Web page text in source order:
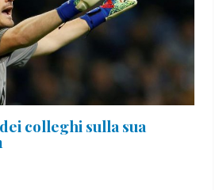
colleghi sulla sua